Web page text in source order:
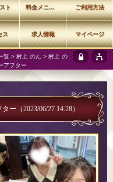
覧 >村上 のん >村上 の
アフター
ター （2023/06/27 14:28）
ト 料金メニュー ご利用方法
ス 求人情報 マイページ